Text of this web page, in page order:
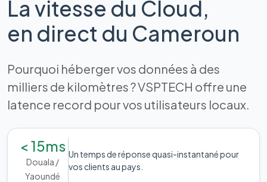
La vitesse du Cloud,
en direct du Cameroun
Pourquoi héberger vos données à des
milliers de kilomètres ? VSPTECH offre une
latence record pour vos utilisateurs locaux.
< 15ms
Douala /
Yaoundé
Un temps de réponse quasi-instantané pour
vos clients au pays.